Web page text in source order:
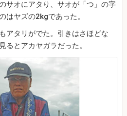
サオにアタり、サオが「つ」の字
はヤズの2kgであった。
アタリがでた。引きはさほどな
るとアカヤガラだった。